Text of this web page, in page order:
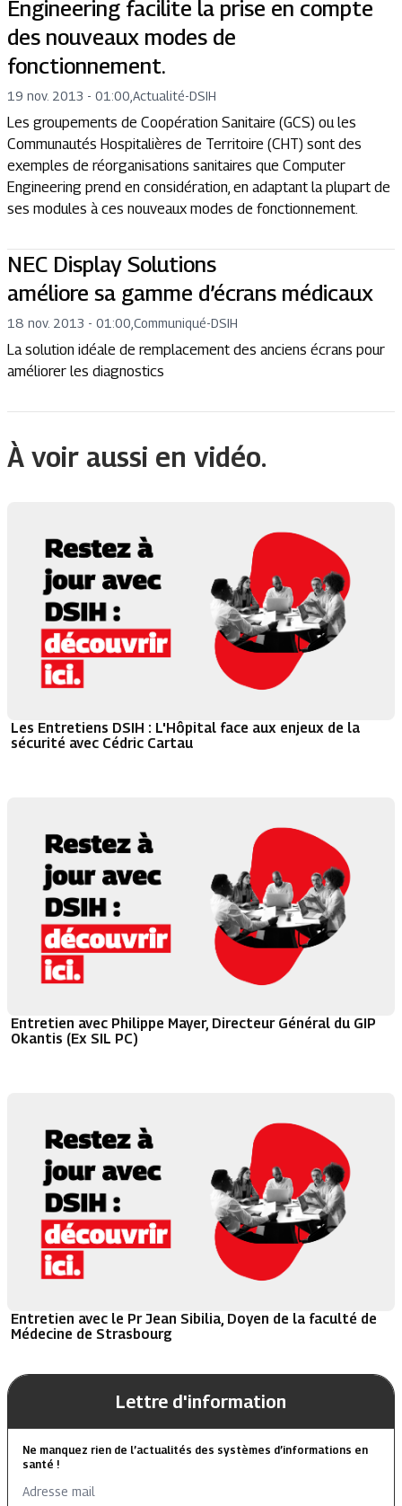
Engineering facilite la prise en compte
des nouveaux modes de
fonctionnement.
19 nov. 2013 - 01:00 Actualité-DSIH
Les groupements de Coopération Sanitaire (GCS) ou les
Communautés Hospitalières de Territoire (CHT) sont des
exemples de réorganisations sanitaires que Computer
Engineering prend en considération, en adaptant la plupart de
ses modules à ces nouveaux modes de fonctionnement.
NEC Display Solutions
améliore sa gamme d’écrans médicaux
18 nov. 2013 - 01:00 Communiqué-DSIH
La solution idéale de remplacement des anciens écrans pour
améliorer les diagnostics
À voir aussi en vidéo.
Les Entretiens DSIH : L'Hôpital face aux enjeux de la
sécurité avec Cédric Cartau
Entretien avec Philippe Mayer, Directeur Général du GIP
Okantis (Ex SIL PC)
Entretien avec le Pr Jean Sibilia, Doyen de la faculté de
Médecine de Strasbourg
Lettre d'information
Ne manquez rien de l’actualités des systèmes d’informations en
santé !
Adresse mail